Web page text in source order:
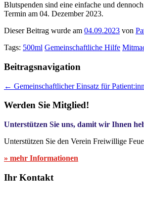
Blutspenden sind eine einfache und
Termin am 04. Dezember 2023.
Dieser Beitrag wurde am 04.09.2023 von
Tags: 500ml Gemeinschaftliche Hilfe
Beitragsnavigation
← Gemeinschaftlicher Einsatz für
Werden Sie Mitglied!
Unterstützen Sie uns, damit wir Ihnen
Unterstützen Sie den Verein Freiwillige
» mehr Informationen
Ihr Kontakt